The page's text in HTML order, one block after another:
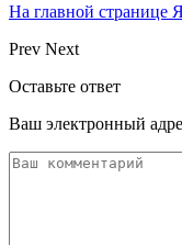
На главной странице
Prev Next
Оставьте ответ
Ваш электронный